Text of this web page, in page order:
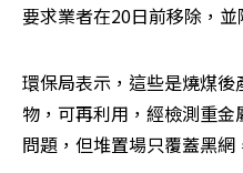
要求業者在20日前移除，並
環保局表示，這些是燒煤
物，可再利用，經檢測重
問題，但堆置場只覆蓋黑網